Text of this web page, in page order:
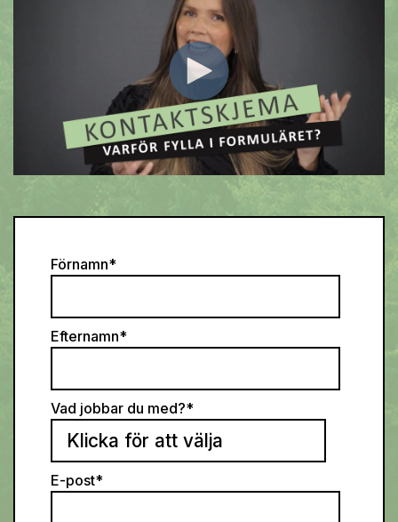
Förnamn*
Efternamn*
Vad jobbar du med?*
E-post*